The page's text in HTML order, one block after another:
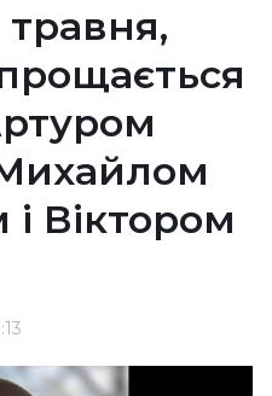
травня,
Віктором